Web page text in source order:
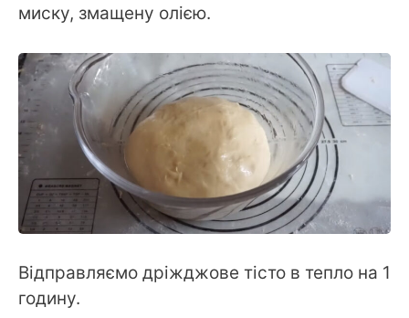
миску, змащену олією.
Відправляємо дріжджове тісто в тепло на 1
годину.